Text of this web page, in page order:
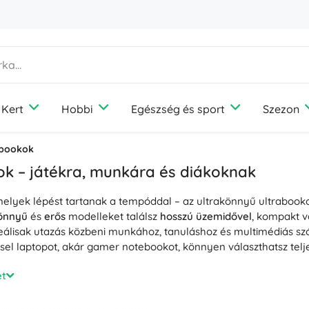
Diffúzorok és illatok
Ruhatárolás és -rendezés
Világítás
Védelem és biztonság
Hőmérők és meteorológiai állomások
Mutasson többet
Média
Játékkonzolok
Drónok
Projektorok
Elektromos járművek
Kert Hobbi
Varrás és horgolás
Egészség és sport
Túrafelszerelés
Kemping
Horgászat
Gombászat
Szezon
Utazás
Kutyák
Macskák
Madarak
Rágcsálók
– játékra, munkára és diákoknak
lépést tartanak a tempóddal – az ultrakönnyű
és erős modelleket találsz hosszú üzemidővel, kompakt
utazás közbeni munkához, tanuláshoz és multimédiás
laptopot, akár gamer notebookot, könnyen választhatsz